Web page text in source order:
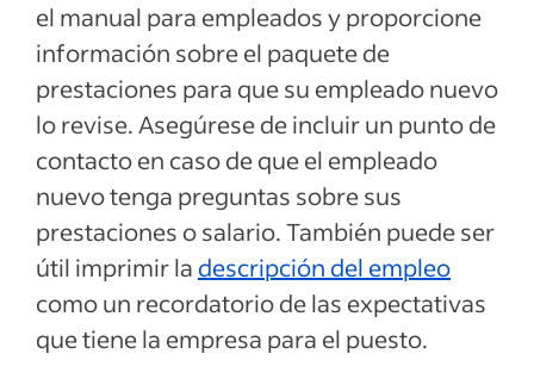
el manual para empleados y proporcione
información sobre el paquete de
prestaciones para que su empleado nuevo
lo revise. Asegúrese de incluir un punto de
contacto en caso de que el empleado
nuevo tenga preguntas sobre sus
prestaciones o salario. También puede ser
útil imprimir la descripción del empleo
como un recordatorio de las expectativas
que tiene la empresa para el puesto.